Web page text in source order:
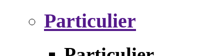
Particulier